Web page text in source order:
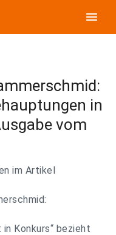
menu
in
vom
im Artikel
Konkurs“ bezieht